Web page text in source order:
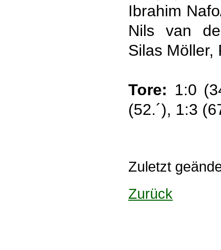
Ibrahim
Nils van
Silas Möller,
Tore: 1:0
(52.´), 1:3
Zuletzt
Zurück